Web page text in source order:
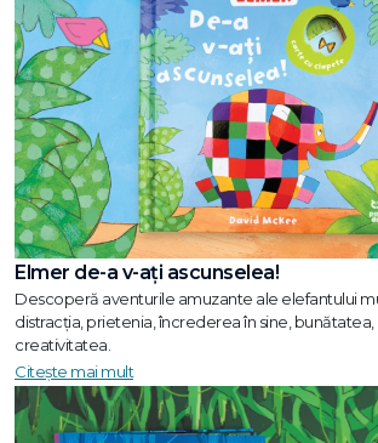
Elmer de-a v-ați ascunselea!
Descoperă aventurile amuzante ale elefantului
distracția, prietenia, încrederea în sine, bunătatea,
creativitatea.
Citește mai mult